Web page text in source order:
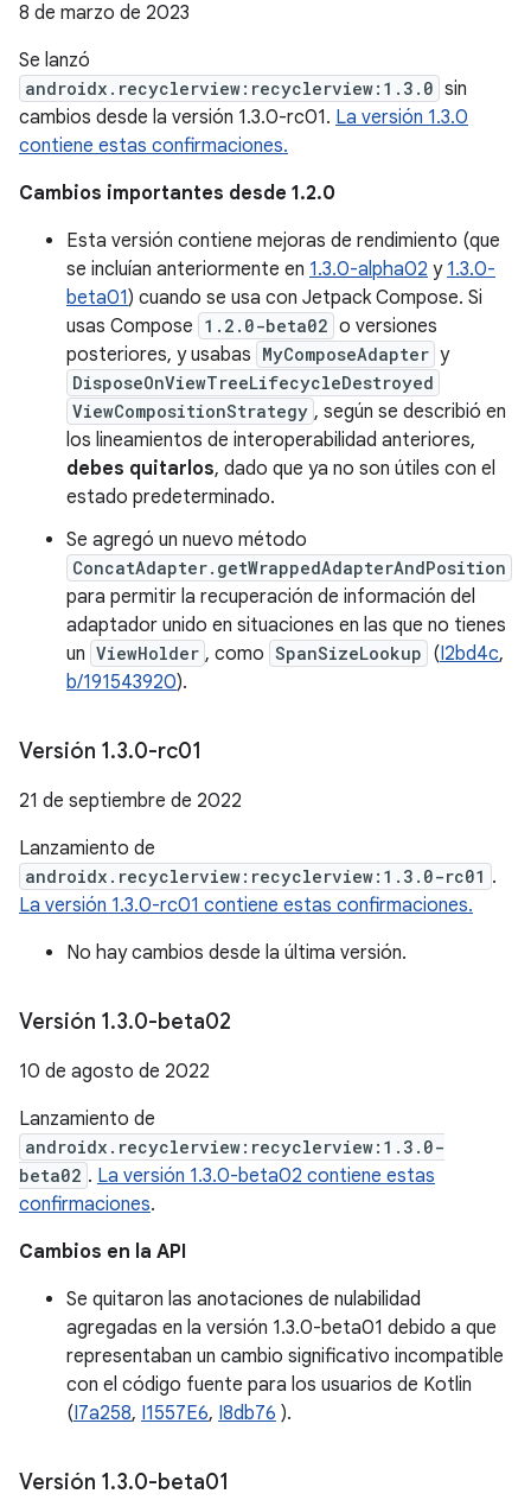
8 de marzo de 2023
Se lanzó
androidx.recyclerview:recyclerview:1.3.0 sin
cambios desde la versión 1.3.0-rc01. La versión 1.3.0
contiene estas confirmaciones.
Cambios importantes desde 1.2.0
Esta versión contiene mejoras de rendimiento (que
se incluían anteriormente en 1.3.0-alpha02 y 1.3.0-
beta01) cuando se usa con Jetpack Compose. Si
usas Compose 1.2.0-beta02 o versiones
posteriores, y usabas MyComposeAdapter y
DisposeOnViewTreeLifecycleDestroyed
ViewCompositionStrategy , según se describió en
los lineamientos de interoperabilidad anteriores,
debes quitarlos, dado que ya no son útiles con el
estado predeterminado.
Se agregó un nuevo método
ConcatAdapter.getWrappedAdapterAndPosition
para permitir la recuperación de información del
adaptador unido en situaciones en las que no tienes
un ViewHolder , como SpanSizeLookup (I2bd4c,
b/191543920).
Versión 1.3.0-rc01
21 de septiembre de 2022
Lanzamiento de
androidx.recyclerview:recyclerview:1.3.0-rc01 .
La versión 1.3.0-rc01 contiene estas confirmaciones.
No hay cambios desde la última versión.
Versión 1.3.0-beta02
10 de agosto de 2022
Lanzamiento de
androidx.recyclerview:recyclerview:1.3.0-
beta02 . La versión 1.3.0-beta02 contiene estas
confirmaciones.
Cambios en la API
Se quitaron las anotaciones de nulabilidad
agregadas en la versión 1.3.0-beta01 debido a que
representaban un cambio significativo incompatible
con el código fuente para los usuarios de Kotlin
(I7a258, I1557E6, I8db76 ).
Versión 1.3.0-beta01